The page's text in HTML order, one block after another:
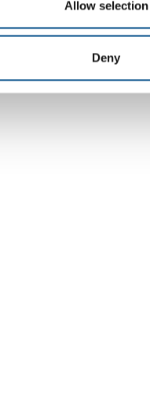
Allow selection
Deny